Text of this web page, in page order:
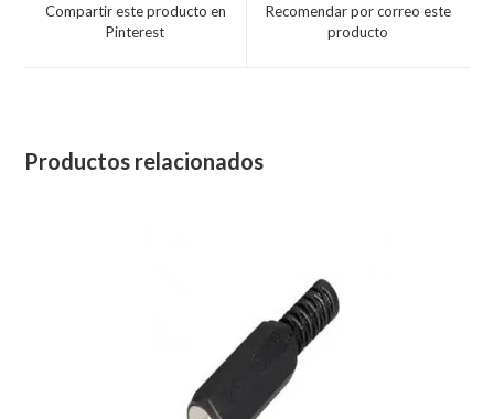
Compartir este producto en
Pinterest
Recomendar por correo este
producto
Productos relacionados